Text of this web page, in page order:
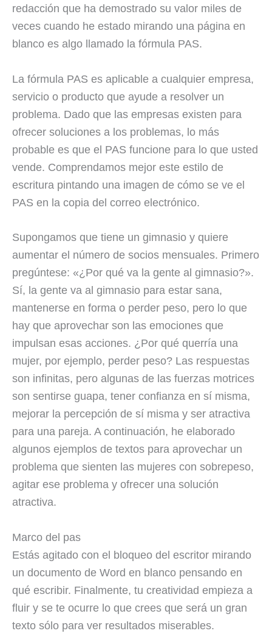
redacción que ha demostrado su valor miles de
veces cuando he estado mirando una página en
blanco es algo llamado la fórmula PAS.
La fórmula PAS es aplicable a cualquier empresa,
servicio o producto que ayude a resolver un
problema. Dado que las empresas existen para
ofrecer soluciones a los problemas, lo más
probable es que el PAS funcione para lo que usted
vende. Comprendamos mejor este estilo de
escritura pintando una imagen de cómo se ve el
PAS en la copia del correo electrónico.
Supongamos que tiene un gimnasio y quiere
aumentar el número de socios mensuales. Primero
pregúntese: «¿Por qué va la gente al gimnasio?».
Sí, la gente va al gimnasio para estar sana,
mantenerse en forma o perder peso, pero lo que
hay que aprovechar son las emociones que
impulsan esas acciones. ¿Por qué querría una
mujer, por ejemplo, perder peso? Las respuestas
son infinitas, pero algunas de las fuerzas motrices
son sentirse guapa, tener confianza en sí misma,
mejorar la percepción de sí misma y ser atractiva
para una pareja. A continuación, he elaborado
algunos ejemplos de textos para aprovechar un
problema que sienten las mujeres con sobrepeso,
agitar ese problema y ofrecer una solución
atractiva.
Marco del pas
Estás agitado con el bloqueo del escritor mirando
un documento de Word en blanco pensando en
qué escribir. Finalmente, tu creatividad empieza a
fluir y se te ocurre lo que crees que será un gran
texto sólo para ver resultados miserables.